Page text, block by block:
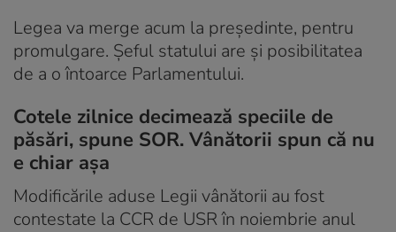
Legea va merge acum la președinte, pentru
promulgare. Șeful statului are și posibilitatea
de a o întoarce Parlamentului.
Cotele zilnice decimează speciile de
păsări, spune SOR. Vânătorii spun că nu
e chiar așa
Modificările aduse Legii vânătorii au fost
contestate la CCR de USR în noiembrie anul